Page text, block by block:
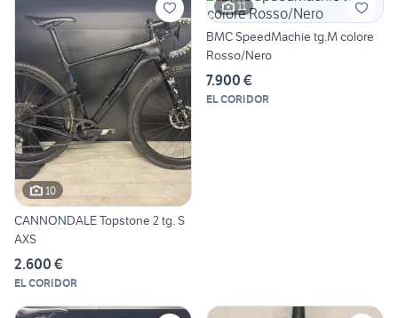
10
CANNONDALE Topstone 2 tg. S
AXS
2.600 €
EL CORIDOR
11
BMC SpeedMachie tg.M colore
Rosso/Nero
7.900 €
EL CORIDOR